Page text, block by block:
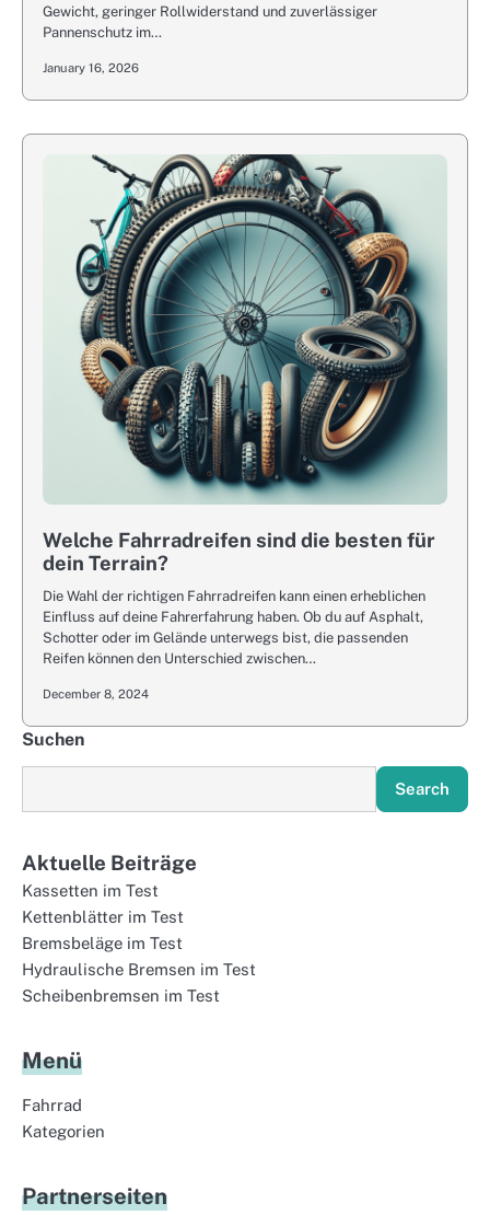
Gewicht, geringer Rollwiderstand und zuverlässiger
Pannenschutz im…
January 16, 2026
Welche Fahrradreifen sind die besten für
dein Terrain?
Die Wahl der richtigen Fahrradreifen kann einen erheblichen
Einfluss auf deine Fahrerfahrung haben. Ob du auf Asphalt,
Schotter oder im Gelände unterwegs bist, die passenden
Reifen können den Unterschied zwischen…
December 8, 2024
Suchen
Search
Aktuelle Beiträge
Kassetten im Test
Kettenblätter im Test
Bremsbeläge im Test
Hydraulische Bremsen im Test
Scheibenbremsen im Test
Menü
Fahrrad
Kategorien
Partnerseiten